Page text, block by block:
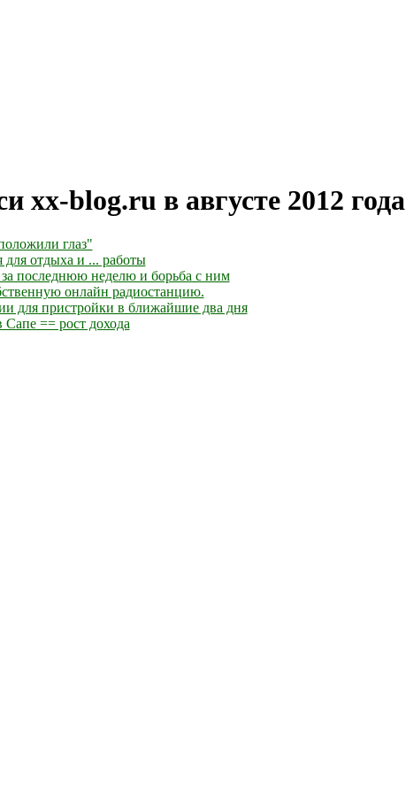
xx-blog.ru в августе 2012 года
глаз"
отдыха и ... работы
последнюю неделю и борьба с ним
онлайн радиостанцию.
для пристройки в ближайшие два дня
== рост дохода